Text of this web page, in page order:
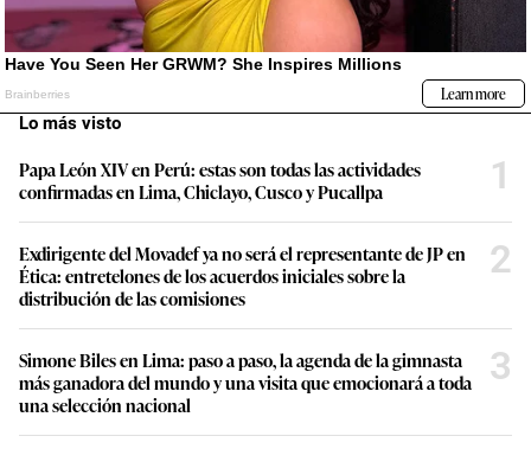
Lo más visto
Papa León XIV en Perú: estas son todas las actividades
confirmadas en Lima, Chiclayo, Cusco y Pucallpa
1
Exdirigente del Movadef ya no será el representante de JP en
Ética: entretelones de los acuerdos iniciales sobre la
distribución de las comisiones
2
Simone Biles en Lima: paso a paso, la agenda de la gimnasta
más ganadora del mundo y una visita que emocionará a toda
una selección nacional
3